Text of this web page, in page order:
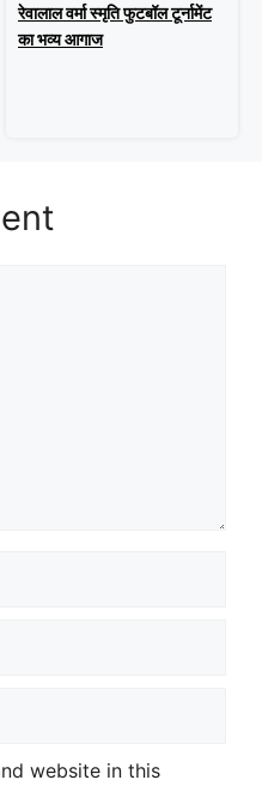
रेवालाल वर्मा स्मृति फुटबॉल टूर्नामेंट
का भव्य आगाज
website in this